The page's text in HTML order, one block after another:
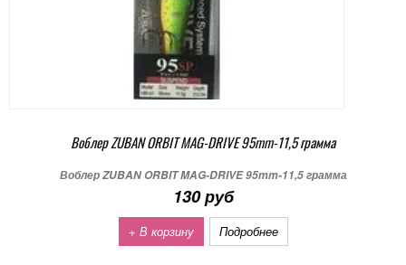
Воблер ZUBAN ORBIT MAG-DRIVE 95mm-11,5 грамма
Воблер ZUBAN ORBIT MAG-DRIVE 95mm-11,5 грамма
130 руб
+ В корзину Подробнее